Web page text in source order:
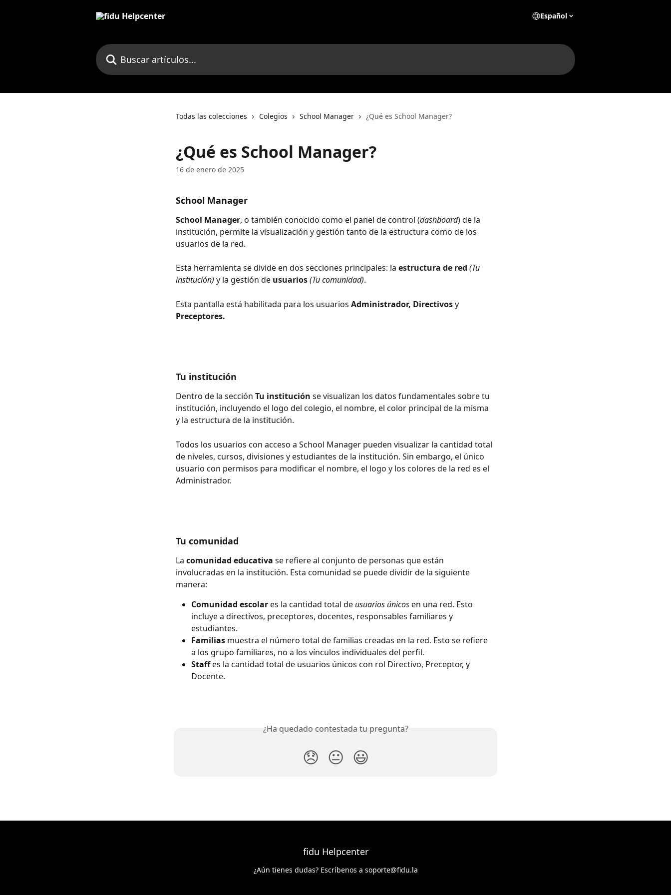
Español
Buscar artículos...
Todas las colecciones Colegios School Manager ¿Qué es School Manager?
¿Qué es School Manager?
16 de enero de 2025
School Manager
School Manager, o también conocido como el panel de control (dashboard) de la
institución, permite la visualización y gestión tanto de la estructura como de los
usuarios de la red.
Esta herramienta se divide en dos secciones principales: la estructura de red (Tu
institución) y la gestión de usuarios(Tu comunidad).
Esta pantalla está habilitada para los usuarios Administrador, Directivos y
Preceptores.
Tu institución
Dentro de la sección Tu institución se visualizan los datos fundamentales sobre tu
institución, incluyendo el logo del colegio, el nombre, el color principal de la misma
y la estructura de la institución.
Todos los usuarios con acceso a School Manager pueden visualizar la cantidad total
de niveles, cursos, divisiones y estudiantes de la institución. Sin embargo, el único
usuario con permisos para modificar el nombre, el logo y los colores de la red es el
Administrador.
Tu comunidad
La comunidad educativa se refiere al conjunto de personas que están
involucradas en la institución. Esta comunidad se puede dividir de la siguiente
manera:
Comunidad escolar es la cantidad total de usuarios únicos en una red. Esto
incluye a directivos, preceptores, docentes, responsables familiares y
estudiantes.
Familias muestra el número total de familias creadas en la red. Esto se refiere
a los grupo familiares, no a los vínculos individuales del perfil.
Staff es la cantidad total de usuarios únicos con rol Directivo, Preceptor, y
Docente.
¿Ha quedado contestada tu pregunta?
😞 😐 😃
fidu Helpcenter
¿Aún tienes dudas? Escríbenos a soporte@fidu.la